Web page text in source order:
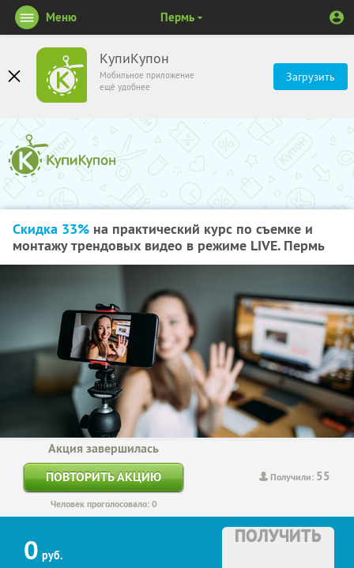
КупиКупон
Мобильное приложение
ещё удобнее
Загрузить
Меню Пермь
Скидка 33% на практический курс по съемке и
монтажу трендовых видео в режиме LIVE. Пермь
Получили: 55
Акция завершилась
ПОВТОРИТЬ АКЦИЮ
Человек проголосовало: 0
0 руб.
ПОЛУЧИТЬ